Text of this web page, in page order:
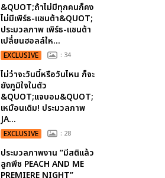
&QUOT;ถ้าไม่มีทุกคนก็คง
ไม่มีเพิร์ธ-แซนต้า&QUOT;
ประมวลภาพ เพิร์ธ-แซนต้า
เปลี่ยนฮอลล์ให...
EXCLUSIVE : 34
ไม่ว่าจะวันนี้หรือวันไหน ก็จะ
ยังภูมิใจในตัว
&QUOT;แจบอม&QUOT;
เหมือนเดิม! ประมวลภาพ
JA...
EXCLUSIVE : 28
ประมวลภาพงาน “มีสติแล้ว
ลูกพีช PEACH AND ME
PREMIERE NIGHT”